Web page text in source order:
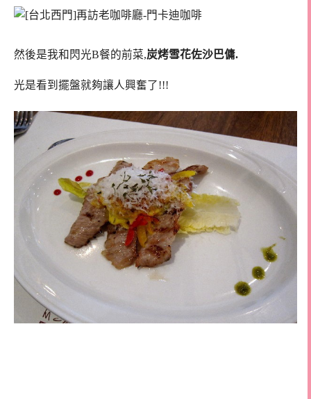
然後是我和閃光B餐的前菜,炭烤雪花佐沙巴傭.
光是看到擺盤就夠讓人興奮了!!!